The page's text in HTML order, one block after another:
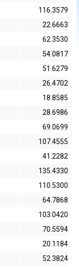
116.3579
22.6663
62.3530
54.0817
51.6279
26.4702
18.8585
28.6986
69.0699
107.4555
41.2282
135.4330
110.5300
64.7868
103.0420
70.5594
20.1184
52.3824